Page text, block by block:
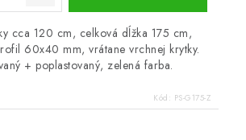
cca 120 cm, celková dĺžka 175 cm,
60x40 mm, vrátane vrchnej krytky.
+ poplastovaný, zelená farba.
Kód: PS-G175-Z